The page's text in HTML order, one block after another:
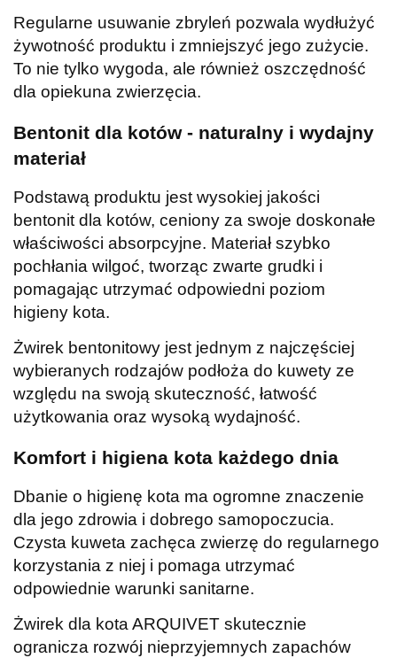
Regularne usuwanie zbryleń pozwala wydłużyć
żywotność produktu i zmniejszyć jego zużycie.
To nie tylko wygoda, ale również oszczędność
dla opiekuna zwierzęcia.
Bentonit dla kotów - naturalny i wydajny
materiał
Podstawą produktu jest wysokiej jakości
bentonit dla kotów, ceniony za swoje doskonałe
właściwości absorpcyjne. Materiał szybko
pochłania wilgoć, tworząc zwarte grudki i
pomagając utrzymać odpowiedni poziom
higieny kota.
Żwirek bentonitowy jest jednym z najczęściej
wybieranych rodzajów podłoża do kuwety ze
względu na swoją skuteczność, łatwość
użytkowania oraz wysoką wydajność.
Komfort i higiena kota każdego dnia
Dbanie o higienę kota ma ogromne znaczenie
dla jego zdrowia i dobrego samopoczucia.
Czysta kuweta zachęca zwierzę do regularnego
korzystania z niej i pomaga utrzymać
odpowiednie warunki sanitarne.
Żwirek dla kota ARQUIVET skutecznie
ogranicza rozwój nieprzyjemnych zapachów